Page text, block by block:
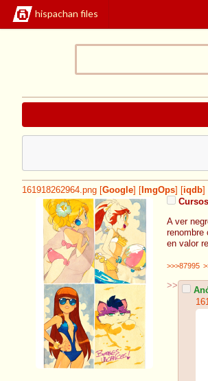
hispachan files
161918262964.png Google ImgOps iqdb
A ver
renombre
en valor
>>>87995
>>